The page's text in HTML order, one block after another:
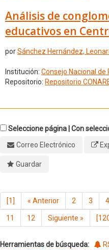
Análisis de
educativos en
porSánchez Hernández,
Institución: Consejo Nacional de
Repositorio: Repositorio
Seleccione página | Con
Correo Electrónico
Guardar
[1] « Anterior 2 3 4
11 12 Siguiente »
Herramientas de búsqueda: